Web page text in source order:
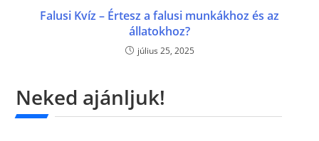
Falusi Kvíz – Értesz a falusi munkákhoz és az
állatokhoz?
július 25, 2025
Neked ajánljuk!